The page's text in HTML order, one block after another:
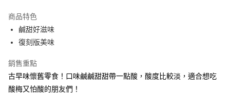
Apple Pay
街口支付
悠遊付
Google Pay
商品特色
鹹甜好滋味
復刻版美味
銷售重點
古早味懷舊零食！口味鹹鹹甜甜帶一點酸，酸度比較淡，適合想吃
酸梅又怕酸的朋友們！